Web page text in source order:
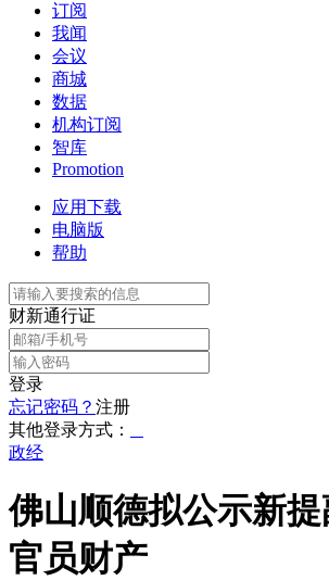
订阅
我闻
会议
商城
数据
机构订阅
智库
Promotion
应用下载
电脑版
帮助
财新通行证
登录
忘记密码？ 注册
其他登录方式：
政经
佛山顺德拟公示新
官员财产